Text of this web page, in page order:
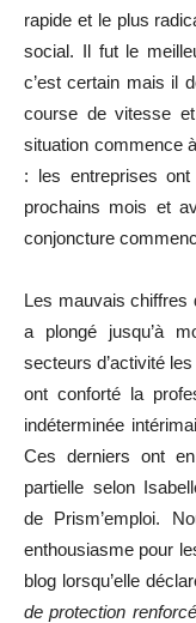
rapide et le plus
social. Il fut le
c’est certain mais il
course de vitesse
situation commence
: les entreprises
prochains mois et
conjoncture
Les mauvais chiffres
a plongé jusqu’à
secteurs d’activité
ont conforté la
indéterminée
Ces derniers ont
partielle selon
de Prism’emploi.
enthousiasme pour
blog lorsqu’elle
de protection